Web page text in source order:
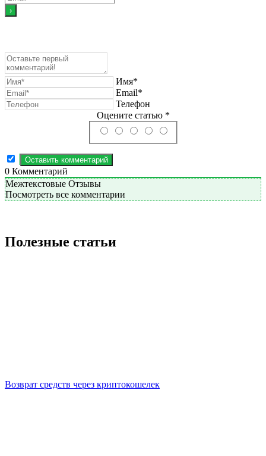
Имя*
Email*
Телефон
Оцените статью *
0 Комментарий
Межтекстовые Отзывы
Посмотреть все комментарии
Полезные статьи
Возврат средств через криптокошелек